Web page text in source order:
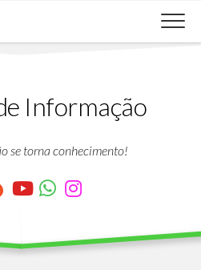
Informação
se torna conhecimento!